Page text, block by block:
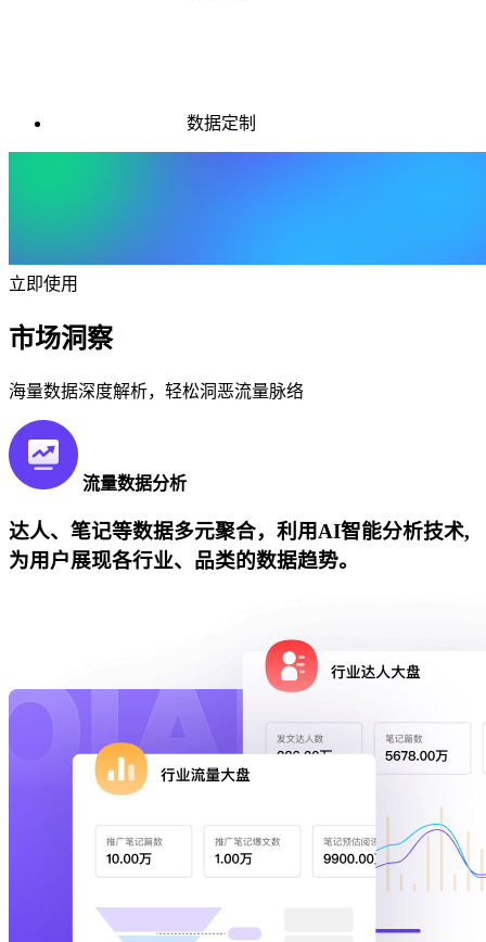
数据定制
立即使用
市场洞察
海量数据深度解析，轻松洞恶流量脉络
流量数据分析
达人、笔记等数据多元聚合，利用AI智能分析技术,
为用户展现各行业、品类的数据趋势。